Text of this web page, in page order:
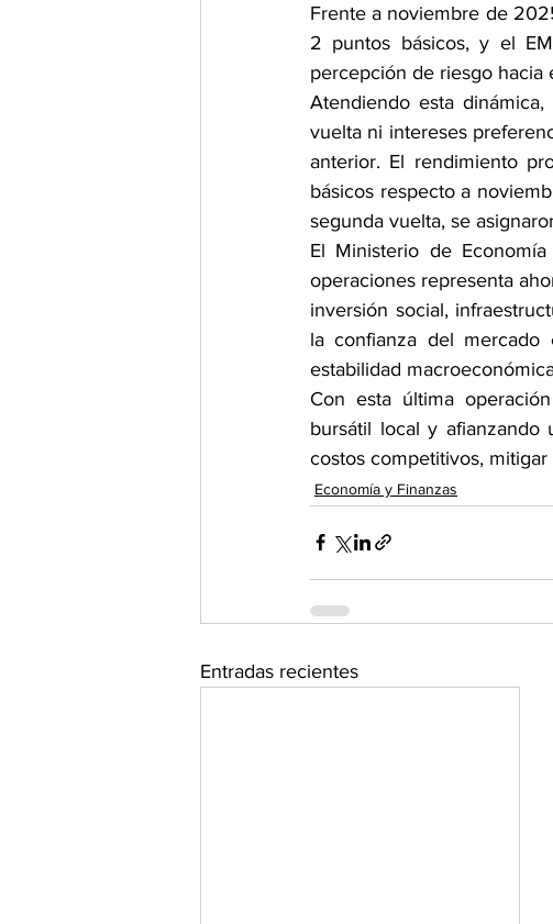
Frente a noviembre de
2 puntos básicos, y el
percepción de riesgo hacia
Atendiendo esta
vuelta ni intereses
anterior. El rendimiento
básicos respecto a
segunda vuelta, se
El Ministerio de
operaciones representa
inversión social,
la confianza del
estabilidad
Con esta última
bursátil local y afianzando
costos competitivos,
Economía y Finanzas
Entradas recientes